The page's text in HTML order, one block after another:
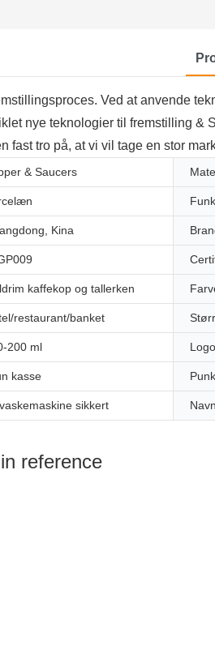
Ved at anvende
nye teknologier til fremstilling
fast tro på, at vi vil tage en stor
& Saucers
Kina
kaffekop og tallerken
restaurant/banket
200 ml
kasse
sikkert
reference